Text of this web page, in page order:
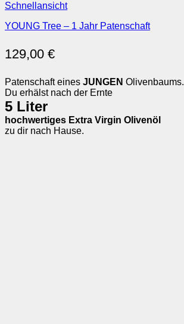
Schnellansicht
YOUNG Tree – 1 Jahr Patenschaft
129,00 €
Patenschaft eines JUNGEN Olivenbaums.
Du erhälst nach der Ernte
5 Liter
hochwertiges Extra Virgin Olivenöl
zu dir nach Hause.